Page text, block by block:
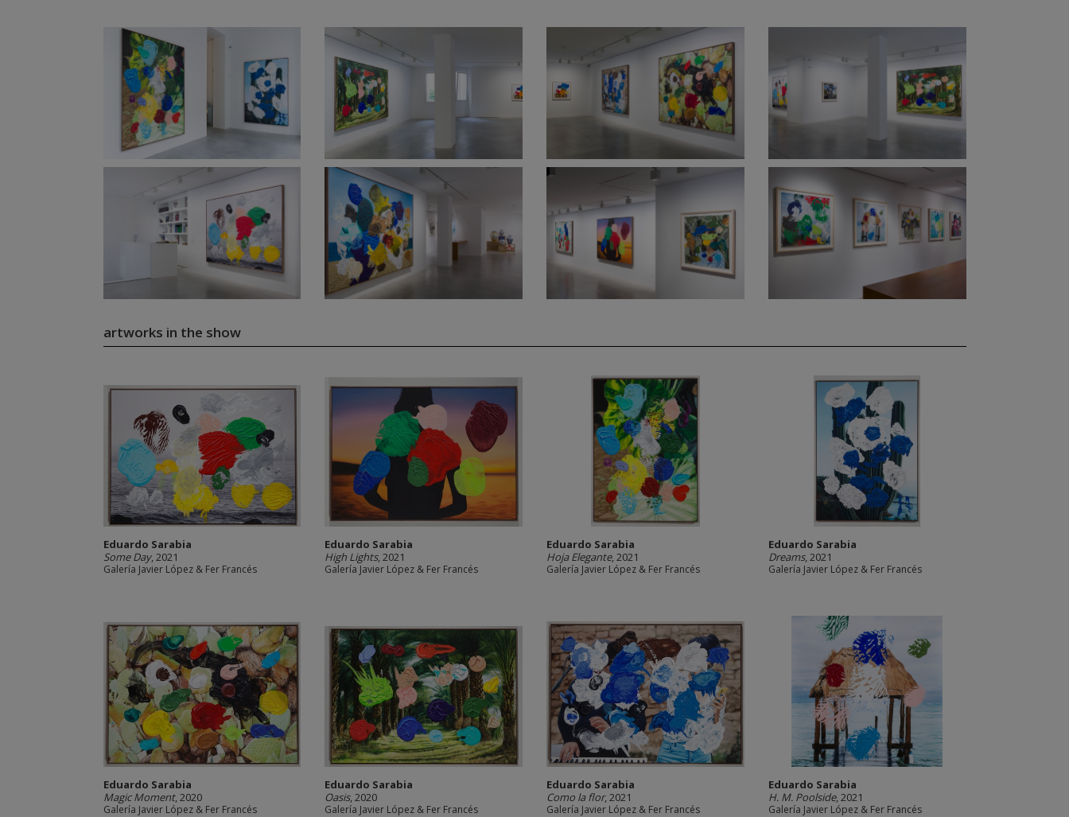
artworks in the show
Eduardo Sarabia
Some Day, 2021
Galería Javier López & Fer Francés
Eduardo Sarabia
High Lights, 2021
Galería Javier López & Fer Francés
Eduardo Sarabia
Hoja Elegante, 2021
Galería Javier López & Fer Francés
Eduardo Sarabia
Dreams, 2021
Galería Javier López & Fer Francés
Eduardo Sarabia
Magic Moment, 2020
Galería Javier López & Fer Francés
Eduardo Sarabia
Oasis, 2020
Galería Javier López & Fer Francés
Eduardo Sarabia
Como la flor, 2021
Galería Javier López & Fer Francés
Eduardo Sarabia
H. M. Poolside, 2021
Galería Javier López & Fer Francés